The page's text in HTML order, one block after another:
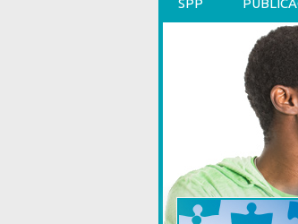
SPP